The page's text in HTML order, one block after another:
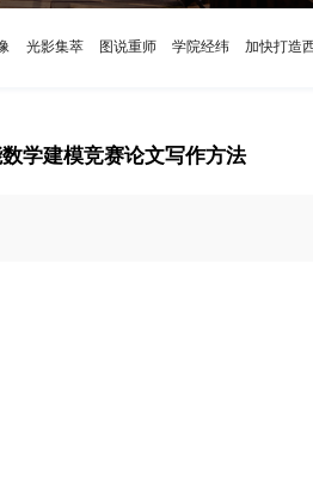
光影集萃 图说重师 学院经纬 加快打造
学建模竞赛论文写作方法